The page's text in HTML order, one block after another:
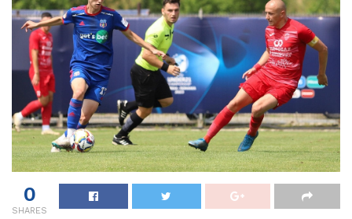
0
SHARES